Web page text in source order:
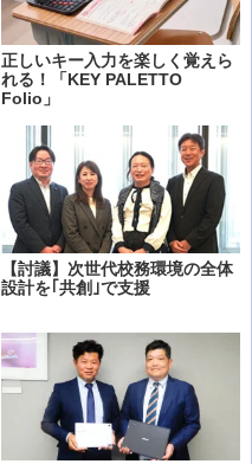
正しいキー入力を楽しく覚えら
れる！「KEY PALETTO
Folio」
【討議】次世代校務環境の全体
設計を｢共創｣で支援